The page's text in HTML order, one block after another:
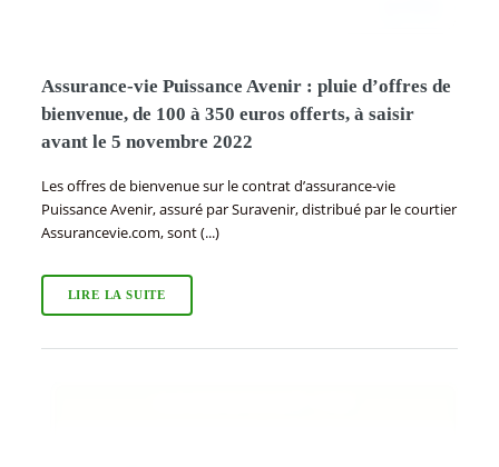
Assurance-vie Puissance Avenir : pluie d’offres de
bienvenue, de 100 à 350 euros offerts, à saisir
avant le 5 novembre 2022
Les offres de bienvenue sur le contrat d’assurance-vie
Puissance Avenir, assuré par Suravenir, distribué par le courtier
Assurancevie.com, sont (...)
LIRE LA SUITE